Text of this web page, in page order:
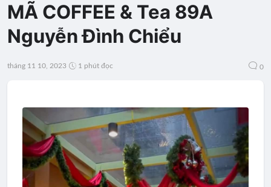
MÃ COFFEE & Tea 89A
Nguyễn Đình Chiểu
tháng 11 10, 2023 1 phút đọc 0